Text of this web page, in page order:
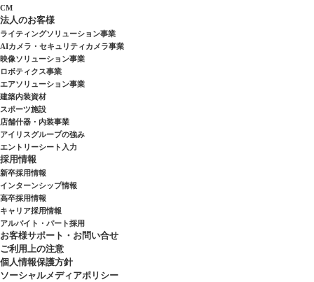
CM
法人のお客様
ライティングソリューション事業
AIカメラ・セキュリティカメラ事業
映像ソリューション事業
ロボティクス事業
エアソリューション事業
建築内装資材
スポーツ施設
店舗什器・内装事業
アイリスグループの強み
エントリーシート入力
採用情報
新卒採用情報
インターンシップ情報
高卒採用情報
キャリア採用情報
アルバイト・パート採用
お客様サポート・お問い合せ
ご利用上の注意
個人情報保護方針
ソーシャルメディアポリシー